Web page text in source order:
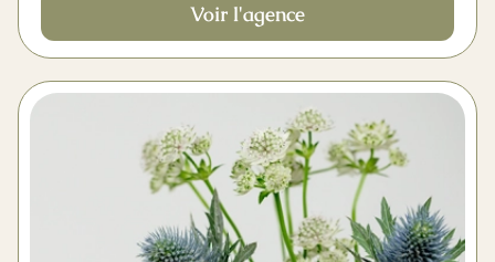
Voir l'agence